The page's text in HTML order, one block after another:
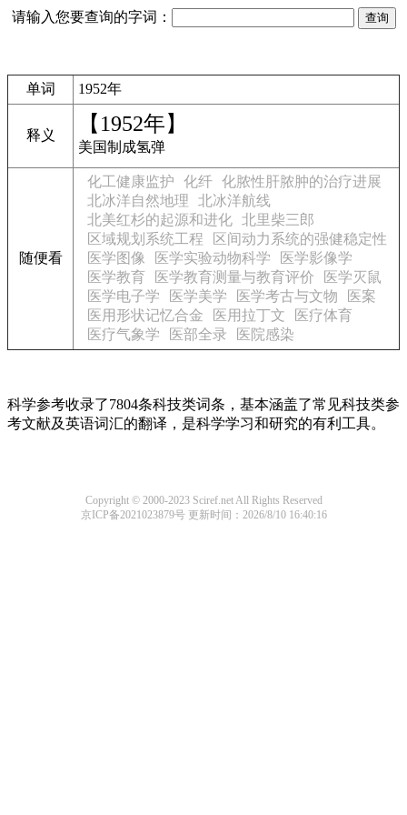
请输入您要查询的字词：
单词 1952年
释义 【1952年】
美国制成氢弹
随便看
化工健康监护 化纤 化脓性肝脓肿的治疗进展
北冰洋自然地理
北冰洋航线
北美红杉的起源和进化 北里柴三郎
区域规划系统工程
区间动力系统的强健稳定性
医学图像
医学实验动物科学
医学影像学
医学教育
医学教育测量与教育评价
医学灭鼠
医学电子学
医学美学 医学考古与文物
医案
医用形状记忆合金
医用拉丁文
医疗体育
医疗气象学
医部全录 医院感染
科学参考收录了7804条科技类词条，基本涵盖了常见科技类参
考文献及英语词汇的翻译，是科学学习和研究的有利工具。
Copyright © 2000-2023 Sciref.net All Rights Reserved
京ICP备2021023879号更新时间：2026/8/10 16:40:16